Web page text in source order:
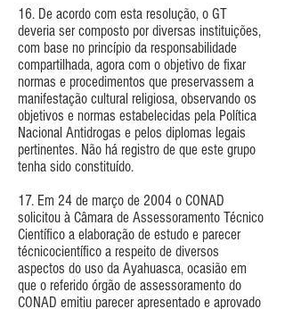
16. De acordo com esta resolução, o GT
deveria ser composto por diversas instituições,
com base no princípio da responsabilidade
compartilhada, agora com o objetivo de fixar
normas e procedimentos que preservassem a
manifestação cultural religiosa, observando os
objetivos e normas estabelecidas pela Política
Nacional Antidrogas e pelos diplomas legais
pertinentes. Não há registro de que este grupo
tenha sido constituído.
17. Em 24 de março de 2004 o CONAD
solicitou à Câmara de Assessoramento Técnico
Científico a elaboração de estudo e parecer
técnicocientífico a respeito de diversos
aspectos do uso da Ayahuasca, ocasião em
que o referido órgão de assessoramento do
CONAD emitiu parecer apresentado e aprovado